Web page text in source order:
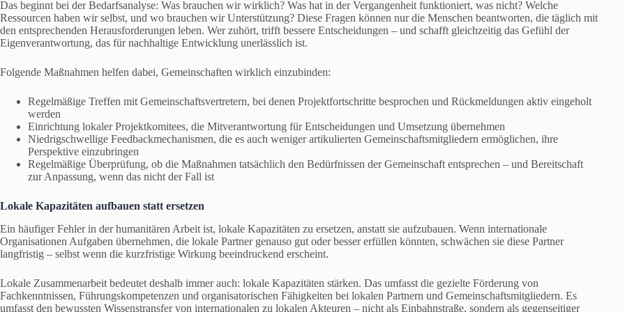
Das beginnt bei der Bedarfsanalyse: Was brauchen wir wirklich? Was hat in der Vergangenheit funktioniert, was nicht? Welche
Ressourcen haben wir selbst, und wo brauchen wir Unterstützung? Diese Fragen können nur die Menschen beantworten, die täglich mit
den entsprechenden Herausforderungen leben. Wer zuhört, trifft bessere Entscheidungen – und schafft gleichzeitig das Gefühl der
Eigenverantwortung, das für nachhaltige Entwicklung unerlässlich ist.
Folgende Maßnahmen helfen dabei, Gemeinschaften wirklich einzubinden:
Regelmäßige Treffen mit Gemeinschaftsvertretern, bei denen Projektfortschritte besprochen und Rückmeldungen aktiv eingeholt
werden
Einrichtung lokaler Projektkomitees, die Mitverantwortung für Entscheidungen und Umsetzung übernehmen
Niedrigschwellige Feedbackmechanismen, die es auch weniger artikulierten Gemeinschaftsmitgliedern ermöglichen, ihre
Perspektive einzubringen
Regelmäßige Überprüfung, ob die Maßnahmen tatsächlich den Bedürfnissen der Gemeinschaft entsprechen – und Bereitschaft
zur Anpassung, wenn das nicht der Fall ist
Lokale Kapazitäten aufbauen statt ersetzen
Ein häufiger Fehler in der humanitären Arbeit ist, lokale Kapazitäten zu ersetzen, anstatt sie aufzubauen. Wenn internationale
Organisationen Aufgaben übernehmen, die lokale Partner genauso gut oder besser erfüllen könnten, schwächen sie diese Partner
langfristig – selbst wenn die kurzfristige Wirkung beeindruckend erscheint.
Lokale Zusammenarbeit bedeutet deshalb immer auch: lokale Kapazitäten stärken. Das umfasst die gezielte Förderung von
Fachkenntnissen, Führungskompetenzen und organisatorischen Fähigkeiten bei lokalen Partnern und Gemeinschaftsmitgliedern. Es
umfasst den bewussten Wissenstransfer von internationalen zu lokalen Akteuren – nicht als Einbahnstraße, sondern als gegenseitiger